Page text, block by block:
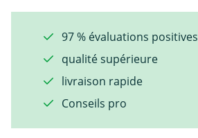
97 % évaluations positives
qualité supérieure
livraison rapide
Conseils pro